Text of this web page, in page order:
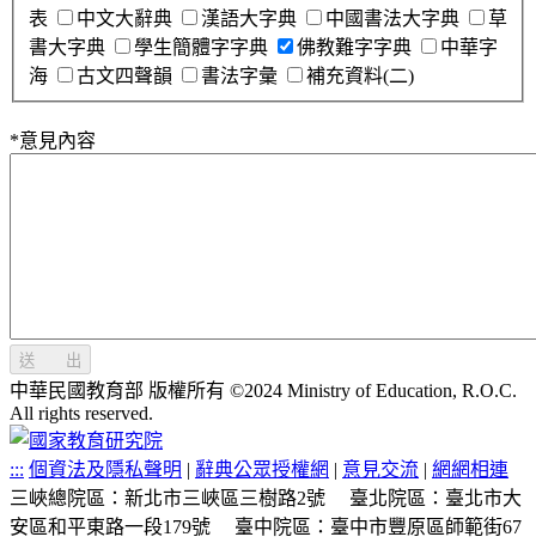
表
中文大辭典 漢語大字典 中國書法大字典
草
書大字典
學生簡體字字典 佛教難字字典
中華字
海
古文四聲韻 書法字彙 補充資料(二)
*意見內容
送 出
中華民國教育部 版權所有 ©2024 Ministry of Education, R.O.C.
All rights reserved.
::: 個資法及隱私聲明 | 辭典公眾授權網 | 意見交流 | 網網相連
三峽總院區：新北市三峽區三樹路2號
臺北院區：臺北市大
安區和平東路一段179號
臺中院區：臺中市豐原區師範街67